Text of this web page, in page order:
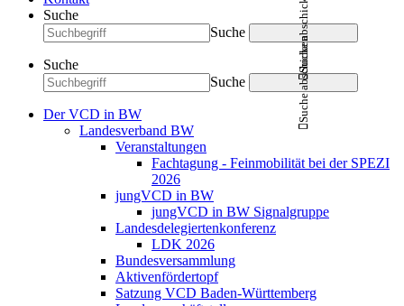
Suche
Suche
Suche abschicken
Suche
Suche
Suche abschicken
Der VCD in BW
Landesverband BW
Veranstaltungen
Fachtagung - Feinmobilität bei der SPEZI
2026
jungVCD in BW
jungVCD in BW Signalgruppe
Landesdelegiertenkonferenz
LDK 2026
Bundesversammlung
Aktivenfördertopf
Satzung VCD Baden-Württemberg